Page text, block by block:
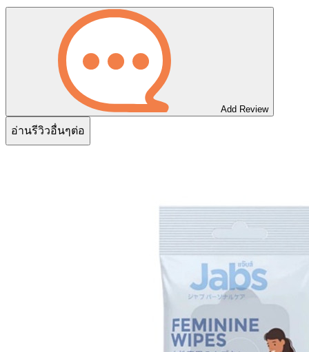
Add Review
อ่านรีวิวอื่นๆต่อ